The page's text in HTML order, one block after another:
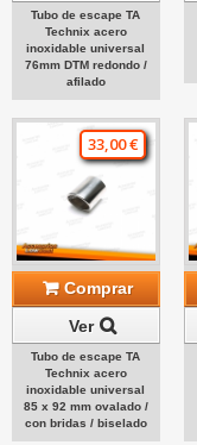
Tubo de escape TA
Technix acero
inoxidable universal
76mm DTM redondo /
afilado
33,00 €
Comprar
Ver
Tubo de escape TA
Technix acero
inoxidable universal
85 x 92 mm ovalado /
con bridas / biselado